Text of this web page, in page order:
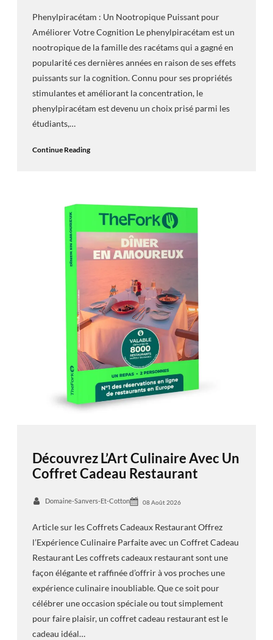
Phenylpiracétam : Un Nootropique Puissant pour
Améliorer Votre Cognition Le phenylpiracétam est un
nootropique de la famille des racétams qui a gagné en
popularité ces dernières années en raison de ses effets
puissants sur la cognition. Connu pour ses propriétés
stimulantes et améliorant la concentration, le
phenylpiracétam est devenu un choix prisé parmi les
étudiants,…
Continue Reading
Découvrez L’Art Culinaire Avec Un
Coffret Cadeau Restaurant
Domaine-Sanvers-Et-Cotton 08 Août 2026
Article sur les Coffrets Cadeaux Restaurant Offrez
l’Expérience Culinaire Parfaite avec un Coffret Cadeau
Restaurant Les coffrets cadeaux restaurant sont une
façon élégante et raffinée d’offrir à vos proches une
expérience culinaire inoubliable. Que ce soit pour
célébrer une occasion spéciale ou tout simplement
pour faire plaisir, un coffret cadeau restaurant est le
cadeau idéal…